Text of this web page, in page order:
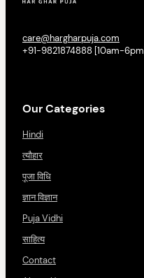
care@hargharpuja.com
+91-9821874888 [10am-6pm]
Our Categories
Hindi
त्यौहार
पूजा विधि
ज्ञान विज्ञान
Puja Vidhi
साहित्य
Contact